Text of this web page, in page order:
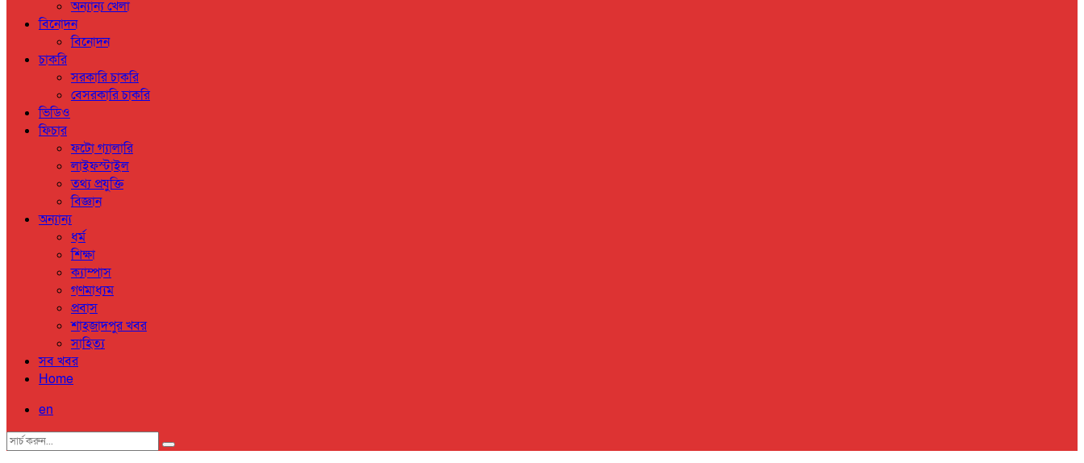
অন্যান্য খেলা
বিনোদন
বিনোদন
চাকরি
সরকারি চাকরি
বেসরকারি চাকরি
ভিডিও
ফিচার
ফটো গ্যালারি
লাইফস্টাইল
তথ্য প্রযুক্তি
বিজ্ঞান
অন্যান্য
ধর্ম
শিক্ষা
ক্যাম্পাস
গণমাধ্যম
প্রবাস
শাহজাদপুর খবর
সাহিত্য
সব খবর
Home
en